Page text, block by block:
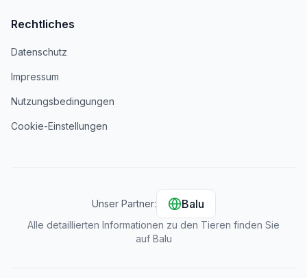
Rechtliches
Datenschutz
Impressum
Nutzungsbedingungen
Cookie-Einstellungen
Unser Partner: Balu
Alle detaillierten Informationen zu den Tieren finden Sie
auf Balu